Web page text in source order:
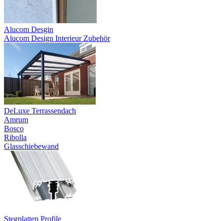
Alucom Desgin
Alucom Design Interieur Zubehör
DeLuxe Terrassendach
Amrum
Bosco
Ribolla
Glasschiebewand
Stegplatten Profile